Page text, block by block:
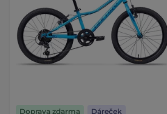
Doprava zdarma Dáreček